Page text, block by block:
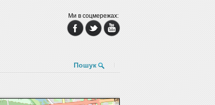
Ми в соцмережах:
Пошук